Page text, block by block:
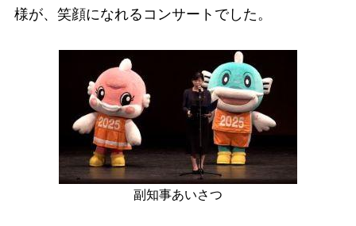
様が、笑顔になれるコンサートでした。
副知事あいさつ